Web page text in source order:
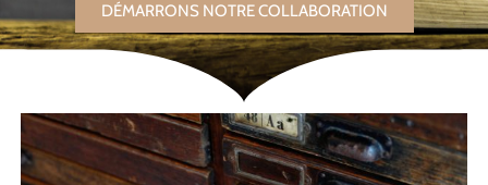
DÉMARRONS NOTRE COLLABORATION